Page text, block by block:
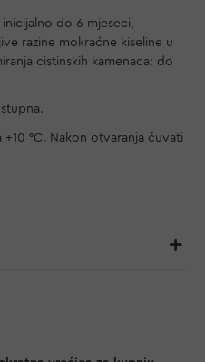
do 6 mjeseci,
razine mokraćne kiseline u
cistinskih kamenaca: do
°C. Nakon otvaranja čuvati